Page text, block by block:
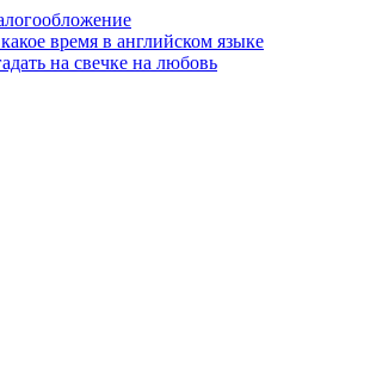
время в английском языке
на свечке на любовь